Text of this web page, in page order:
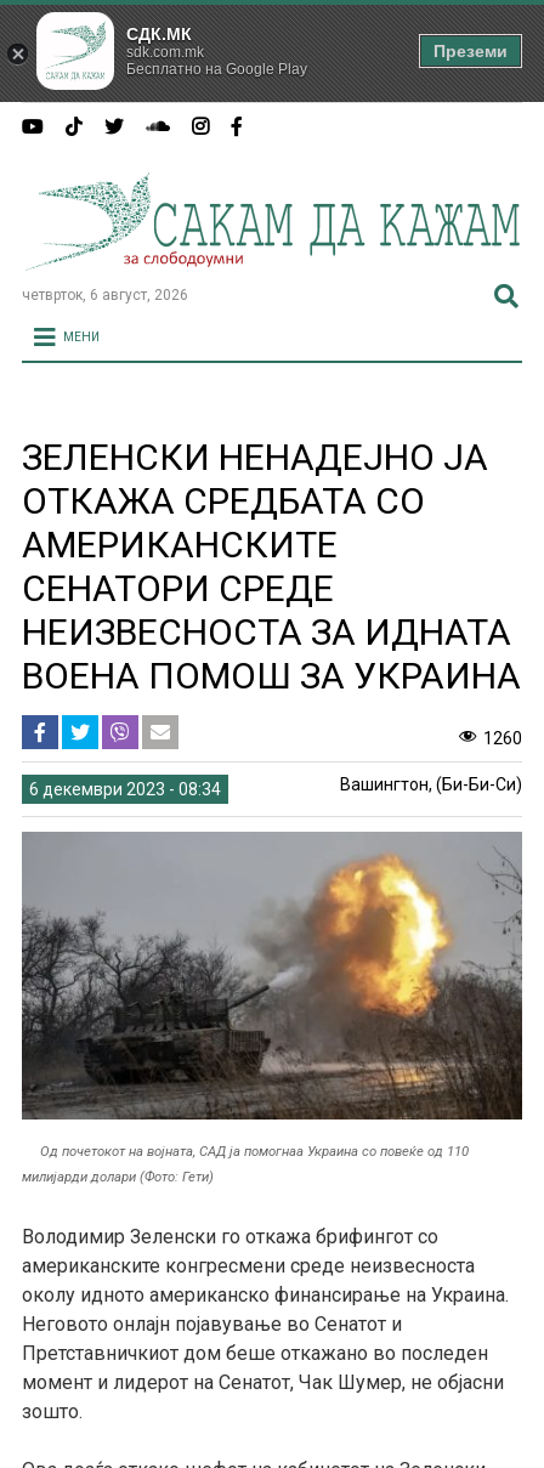
четврток, 6 август, 2026
МЕНИ
ЗЕЛЕНСКИ НЕНАДЕЈНО ЈА
ОТКАЖА СРЕДБАТА СО
АМЕРИКАНСКИТЕ
СЕНАТОРИ СРЕДЕ
НЕИЗВЕСНОСТА ЗА ИДНАТА
ВОЕНА ПОМОШ ЗА УКРАИНА
1260
6 декември 2023 - 08:34 Вашингтон, (Би-Би-Си)
Од почетокот на војната, САД ја помогнаа Украина со повеќе од 110
милијарди долари (Фото: Гети)
Володимир Зеленски го откажа брифингот со
американските конгресмени среде неизвесноста
околу идното американско финансирање на Украина.
Неговото онлајн појавување во Сенатот и
Претставничкиот дом беше откажано во последен
момент и лидерот на Сенатот, Чак Шумер, не објасни
зошто.
СДК.МК
sdk.com.mk
Бесплатно на Google Play
Преземи